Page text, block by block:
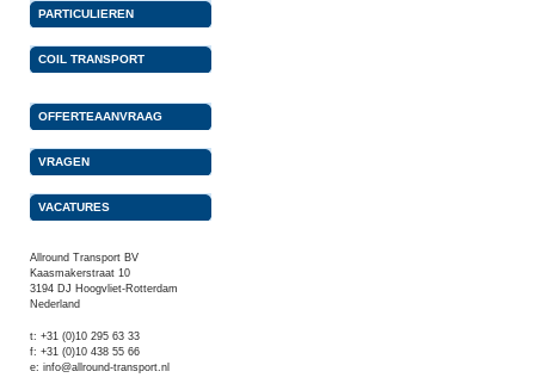
PARTICULIEREN
COIL TRANSPORT
OFFERTEAANVRAAG
VRAGEN
VACATURES
Allround Transport BV
Kaasmakerstraat 10
3194 DJ Hoogvliet-Rotterdam
Nederland
t: +31 (0)10 295 63 33
f: +31 (0)10 438 55 66
e: info@allround-transport.nl